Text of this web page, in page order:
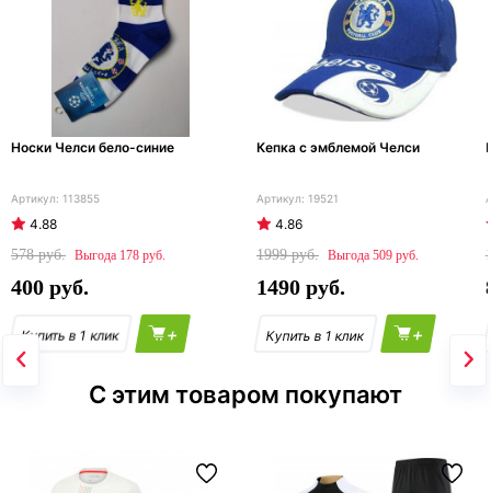
Носки Челси бело-синие
113855
4.88
578
178
400
+
Кепка с эмблемой Челси
19521
4.86
1999
509
1490
+
С этим товаром покупают